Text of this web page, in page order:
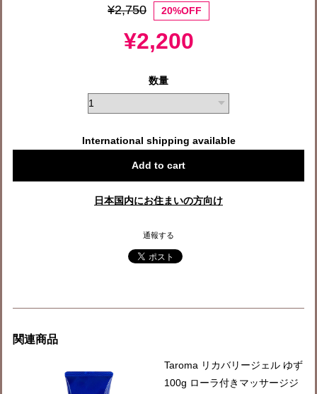
¥2,750 20%OFF
¥2,200
数量
International shipping available
Add to cart
日本国内にお住まいの方向け
通報する
関連商品
Taroma リカバリージェル ゆず
100g ローラ付きマッサージジ